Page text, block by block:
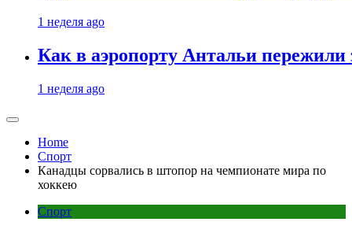
1 неделя ago
Как в аэропорту Антальи
1 неделя ago
Home
Спорт
Канадцы сорвались в штопор на чемпионате мира по
хоккею
Спорт